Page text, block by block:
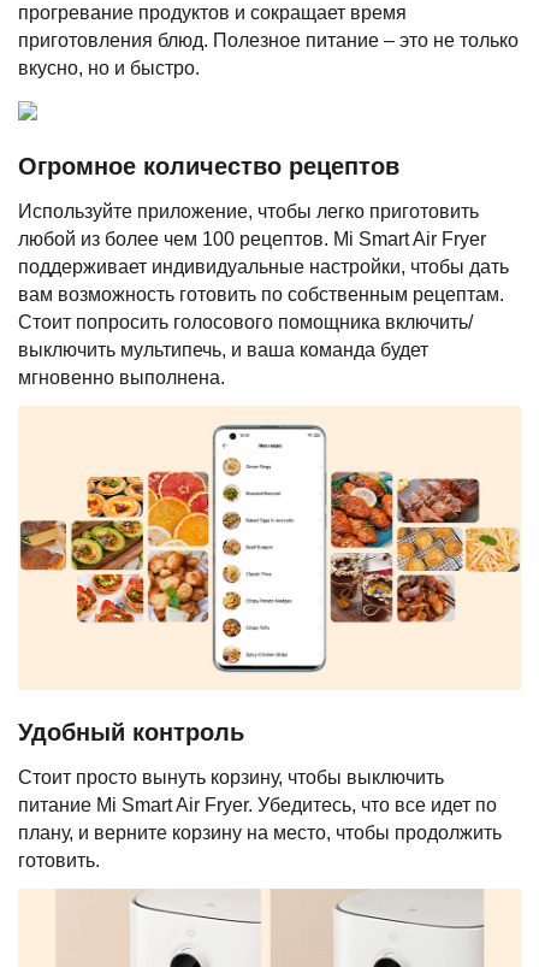
прогревание продуктов и сокращает время
приготовления блюд. Полезное питание – это не только
вкусно, но и быстро.
Огромное количество рецептов
Используйте приложение, чтобы легко приготовить
любой из более чем 100 рецептов. Mi Smart Air Fryer
поддерживает индивидуальные настройки, чтобы дать
вам возможность готовить по собственным рецептам.
Стоит попросить голосового помощника включить/
выключить мультипечь, и ваша команда будет
мгновенно выполнена.
Удобный контроль
Стоит просто вынуть корзину, чтобы выключить
питание Mi Smart Air Fryer. Убедитесь, что все идет по
плану, и верните корзину на место, чтобы продолжить
готовить.